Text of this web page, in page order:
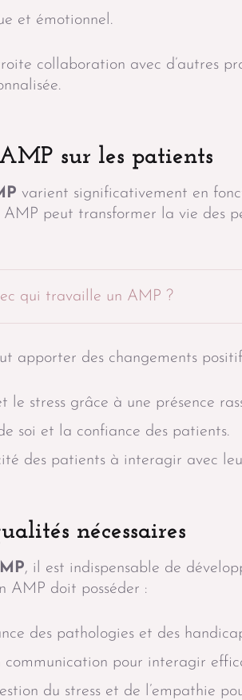
et émotionnel.
collaboration avec d’autres
sur les patients
varient significativement en
peut transformer la vie des
qui travaille un AMP ?
apporter des changements
le stress grâce à une présence
soi et la confiance des patients.
des patients à interagir avec
nécessaires
, il est indispensable de
AMP doit posséder :
des pathologies et des
communication pour interagir
du stress et de l’empathie